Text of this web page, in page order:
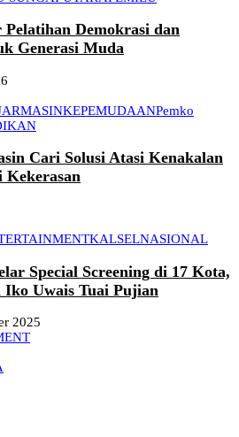
Demokrasi dan
Generasi Muda
KEPEMUDAANPemko
Cari Solusi Atasi Kenakalan
Kekerasan
KALSELNASIONAL
Special Screening di 17 Kota,
Uwais Tuai Pujian
2025